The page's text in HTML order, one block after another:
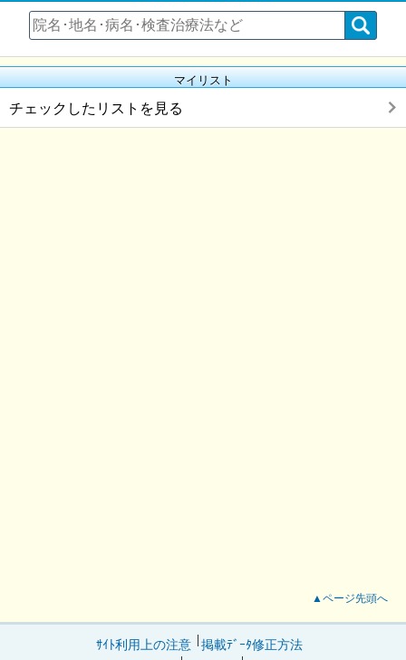
マイリスト
チェックしたリストを見る
▲ページ先頭へ
ｻｲﾄ利用上の注意 掲載ﾃﾞｰﾀ修正方法